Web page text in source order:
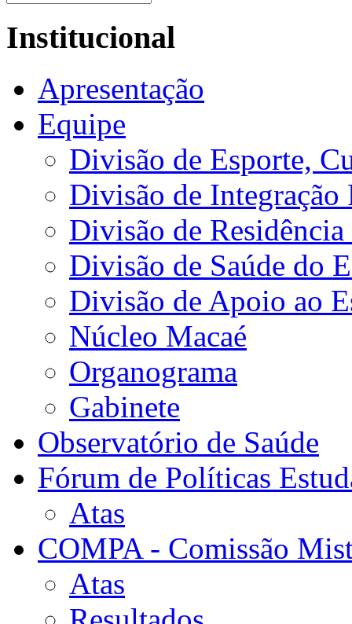
Institucional
Apresentação
Equipe
Divisão de Esporte,
Divisão de Integração
Divisão de
Divisão de Saúde do
Divisão de Apoio ao
Núcleo Macaé
Organograma
Gabinete
Observatório de Saúde
Fórum de Políticas
Atas
COMPA - Comissão
Atas